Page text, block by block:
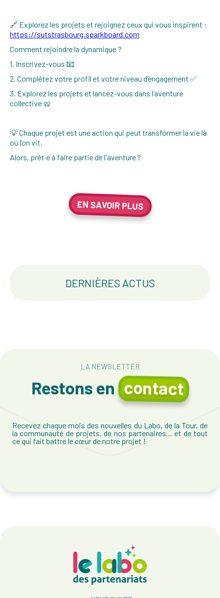
DERNIÈRES ACTUS
🔗 Explorez les projets et rejoignez ceux qui vous inspirent :
https://sutstrasbourg.sparkboard.com
Comment rejoindre la dynamique ?
1. Inscrivez-vous 📧
2. Complétez votre profil et votre niveau d’engagement ✅
3. Explorez les projets et lancez-vous dans l’aventure
collective 🥨
💡 Chaque projet est une action qui peut transformer la vie là
où l’on vit.
Alors, prêt·e à faire partie de l'aventure ?
EN SAVOIR PLUS
LA NEWSLETTER
Restons en contact
Recevez chaque mois des nouvelles du Labo, de la Tour, de
la communauté de projets, de nos partenaires… et de tout
ce qui fait battre le cœur de notre projet !